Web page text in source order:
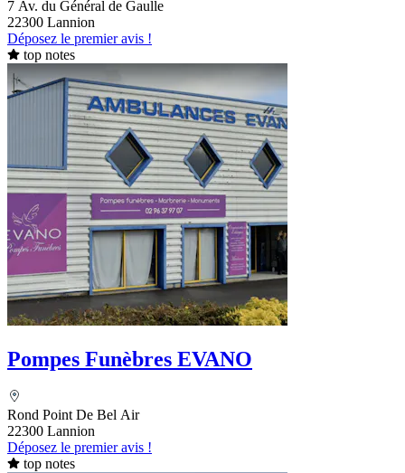
7 Av. du Général de Gaulle
22300 Lannion
Déposez le premier avis !
top notes
Pompes Funèbres EVANO
Rond Point De Bel Air
22300 Lannion
Déposez le premier avis !
top notes